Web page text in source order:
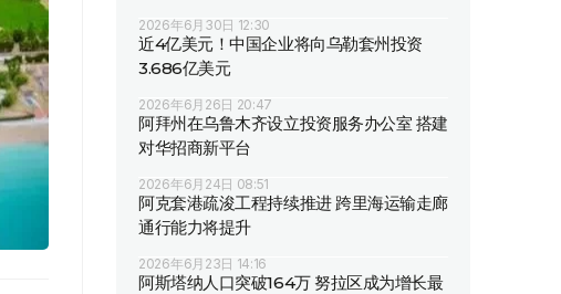
2026年6月30日 12:30
近4亿美元！中国企业将向乌勒套州投资
3.686亿美元
2026年6月26日 20:47
阿拜州在乌鲁木齐设立投资服务办公室 搭建
对华招商新平台
2026年6月24日 08:51
阿克套港疏浚工程持续推进 跨里海运输走廊
通行能力将提升
2026年6月23日 14:16
阿斯塔纳人口突破164万 努拉区成为增长最